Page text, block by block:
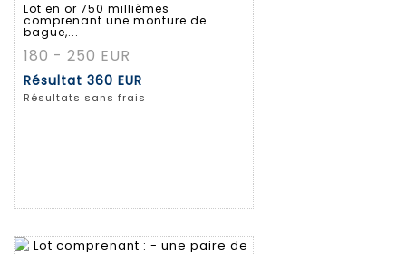
Lot en or 750 millièmes
comprenant une monture de
bague,...
180 - 250 EUR
Résultat 360 EUR
Résultats sans frais